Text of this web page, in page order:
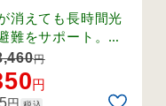
18シリーズ 左
(71802)
消えても長時間光
難をサポート。離
をはがして貼るだ
利なステッカータ
す。
円
円